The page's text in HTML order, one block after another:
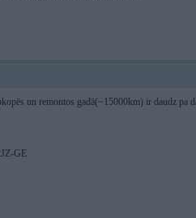
un remontos gadā(~15000km) ir daudz pa
GE